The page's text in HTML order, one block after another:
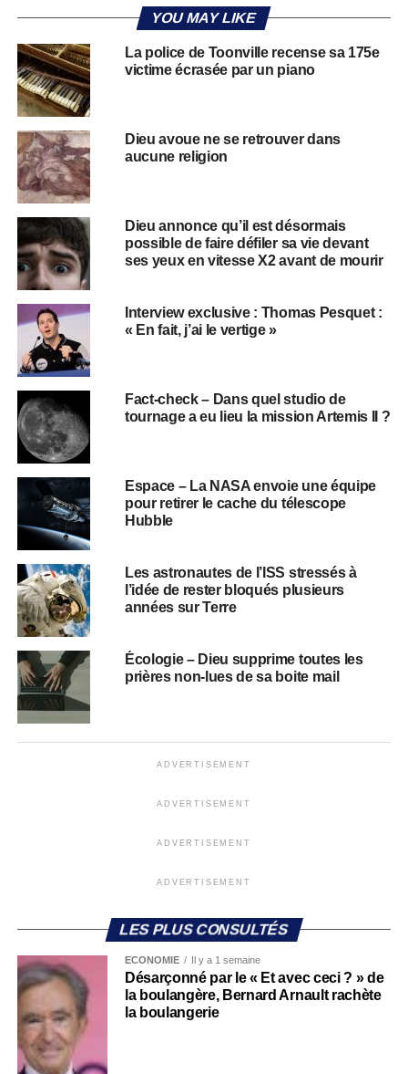
YOU MAY LIKE
La police de Toonville recense sa 175e
victime écrasée par un piano
Dieu avoue ne se retrouver dans
aucune religion
Dieu annonce qu’il est désormais
possible de faire défiler sa vie devant
ses yeux en vitesse X2 avant de mourir
Interview exclusive : Thomas Pesquet :
« En fait, j’ai le vertige »
Fact-check – Dans quel studio de
tournage a eu lieu la mission Artemis II ?
Espace – La NASA envoie une équipe
pour retirer le cache du télescope
Hubble
Les astronautes de l’ISS stressés à
l’idée de rester bloqués plusieurs
années sur Terre
Écologie – Dieu supprime toutes les
prières non-lues de sa boite mail
ADVERTISEMENT
ADVERTISEMENT
ADVERTISEMENT
ADVERTISEMENT
LES PLUS CONSULTÉS
ECONOMIE Il y a 1 semaine
Désarçonné par le « Et avec ceci ? » de
la boulangère, Bernard Arnault rachète
la boulangerie